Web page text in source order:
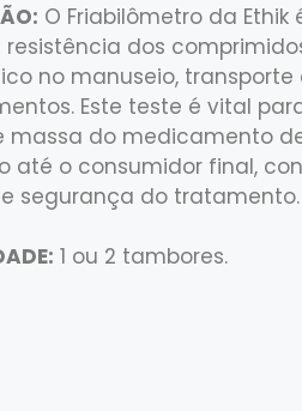
O Friabilômetro da
dos
no manuseio, transporte
Este teste é vital
massa do medicamento
até o consumidor final,
segurança do tratamento.
1 ou 2 tambores.